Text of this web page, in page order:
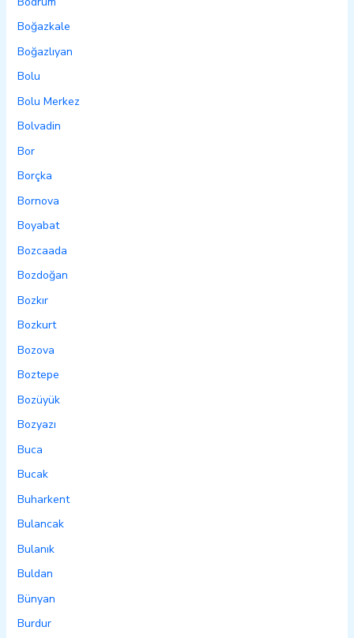
Boğazkale
Boğazlıyan
Bolu
Bolu Merkez
Bolvadin
Bor
Borçka
Bornova
Boyabat
Bozcaada
Bozdoğan
Bozkır
Bozkurt
Bozova
Boztepe
Bozüyük
Bozyazı
Buca
Bucak
Buharkent
Bulancak
Bulanık
Buldan
Bünyan
Burdur